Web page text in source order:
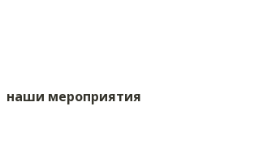
наши мероприятия